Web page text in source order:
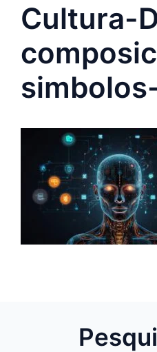
Cultura-